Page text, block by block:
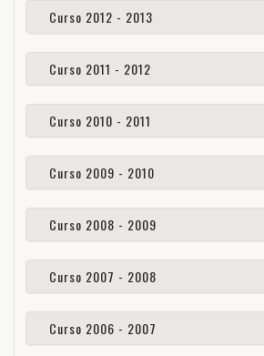
Curso 2012 - 2013
Curso 2011 - 2012
Curso 2010 - 2011
Curso 2009 - 2010
Curso 2008 - 2009
Curso 2007 - 2008
Curso 2006 - 2007